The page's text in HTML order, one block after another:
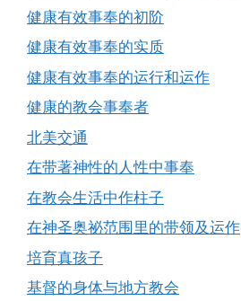
健康有效事奉的初阶
健康有效事奉的实质
健康有效事奉的运行和运作
健康的教会事奉者
北美交通
在带著神性的人性中事奉
在教会生活中作柱子
在神圣奥祕范围里的带领及运作
培育真孩子
基督的身体与地方教会